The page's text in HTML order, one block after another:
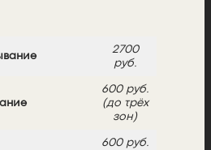
2700
руб.
600 руб.
(до трёх
зон)
600 руб.